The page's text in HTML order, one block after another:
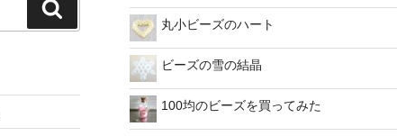
索
丸小ビーズのハート
ビーズの雪の結晶
100均のビーズを買ってみた